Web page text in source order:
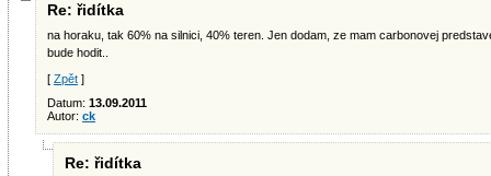
Re: řidítka
na horaku, tak 60% na silnici, 40% teren. Jen dodam, ze mam carbonovej
bude hodit..
[ Zpět ]
Datum: 13.09.2011
Autor: ck
Re: řidítka